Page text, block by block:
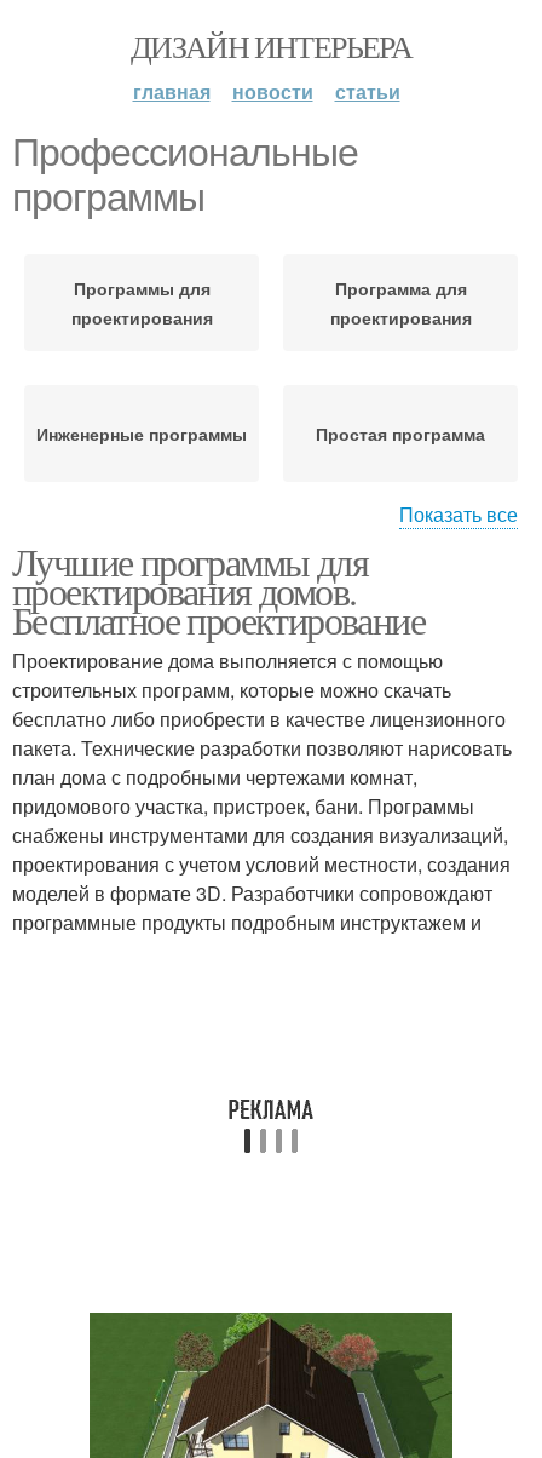
ДИЗАЙН ИНТЕРЬЕРА
главная новости статьи
Профессиональные
программы
Программы для
проектирования
Программа для
проектирования
Инженерные программы Простая программа
продумывания
Бесплатные программы
Конструкторские
программы
Программы на пк
Программы для
дизайна
Программы для
дизайнеров
Показать все
Лучшие программы для
проектирования домов.
Бесплатное проектирование
Проектирование дома выполняется с помощью
строительных программ, которые можно скачать
бесплатно либо приобрести в качестве лицензионного
пакета. Технические разработки позволяют нарисовать
план дома с подробными чертежами комнат,
придомового участка, пристроек, бани. Программы
снабжены инструментами для создания визуализаций,
проектирования с учетом условий местности, создания
моделей в формате 3D. Разработчики сопровождают
программные продукты подробным инструктажем и